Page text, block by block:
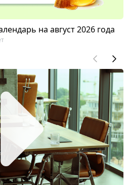
на август 2026 года